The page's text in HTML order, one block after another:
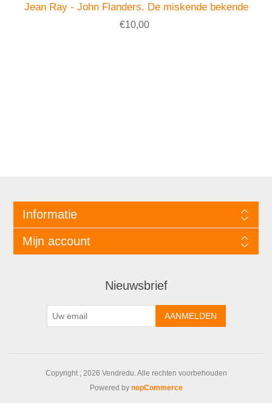
Jean Ray - John Flanders. De miskende bekende
€10,00
Informatie
Mijn account
Nieuwsbrief
Copyright ; 2026 Vendredu. Alle rechten voorbehouden
Powered by nopCommerce